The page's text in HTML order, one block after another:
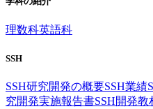
理数科英語科
SSH
SSH研究開発の概要SSH業績
究開発実施報告書SSH開発